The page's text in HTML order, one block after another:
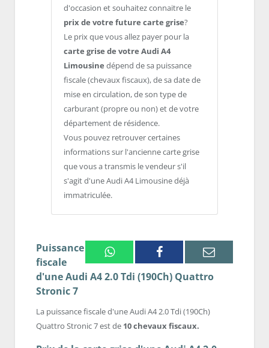
d'occasion et souhaitez connaitre le
prix de votre future carte grise?
Le prix que vous allez payer pour la
carte grise de votre Audi A4
Limousine dépend de sa puissance
fiscale (chevaux fiscaux), de sa date de
mise en circulation, de son type de
carburant (propre ou non) et de votre
département de résidence.
Vous pouvez retrouver certaines
informations sur l'ancienne carte grise
que vous a transmis le vendeur s'il
s'agit d'une Audi A4 Limousine déjà
immatriculée.
WhatsappFacebook Email
Puissance
fiscale
d'une Audi A4 2.0 Tdi (190Ch) Quattro
Stronic 7
La puissance fiscale d'une Audi A4 2.0 Tdi (190Ch)
Quattro Stronic 7 est de 10 chevaux fiscaux.